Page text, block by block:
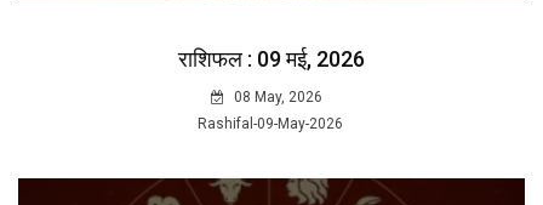
राशिफल : 09 मई, 2026
08 May, 2026
Rashifal-09-May-2026